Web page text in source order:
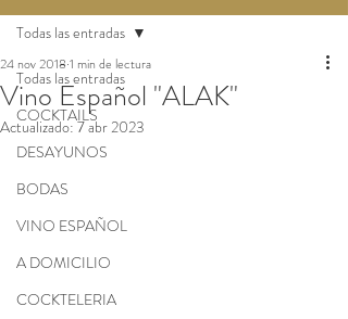
Todas las entradas
COCKTAILS
DESAYUNOS
BODAS
VINO ESPAÑOL
A DOMICILIO
COCKTELERIA
Todas las entradas
Vino Español "ALAK"
24 nov 2018 1 min de lectura
Actualizado:7 abr 2023